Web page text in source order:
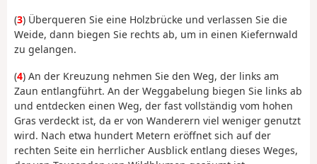
(3) Überqueren Sie eine Holzbrücke und verlassen Sie die
Weide, dann biegen Sie rechts ab, um in einen Kiefernwald
zu gelangen.
(4) An der Kreuzung nehmen Sie den Weg, der links am
Zaun entlangführt. An der Weggabelung biegen Sie links ab
und entdecken einen Weg, der fast vollständig vom hohen
Gras verdeckt ist, da er von Wanderern viel weniger genutzt
wird. Nach etwa hundert Metern eröffnet sich auf der
rechten Seite ein herrlicher Ausblick entlang dieses Weges,